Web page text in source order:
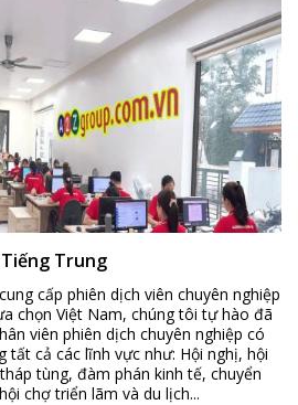
Tiếng Trung
cấp phiên dịch viên chuyên nghiệp
chọn Việt Nam, chúng tôi tự hào đã
viên phiên dịch chuyên nghiệp có
tất cả các lĩnh vực như: Hội nghị, hội
tùng, đàm phán kinh tế, chuyển
chợ triển lãm và du lịch...